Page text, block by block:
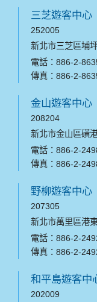
三芝遊客中心
252005
新北市三芝區埔
電話：886-2-
傳真：886-2-
金山遊客中心
208204
新北市金山區磺
電話：886-2-
傳真：886-2-
野柳遊客中心
207305
新北市萬里區港
電話：886-2-
傳真：886-2-
和平島遊客中
202009